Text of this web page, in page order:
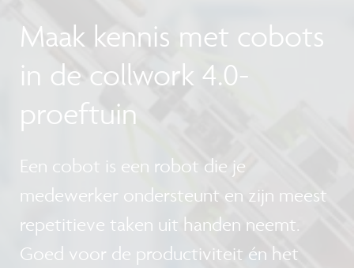
Maak kennis met cobots
in de collwork 4.0-
proeftuin
Een cobot is een robot die je
medewerker ondersteunt en zijn meest
repetitieve taken uit handen neemt.
Goed voor de productiviteit én het